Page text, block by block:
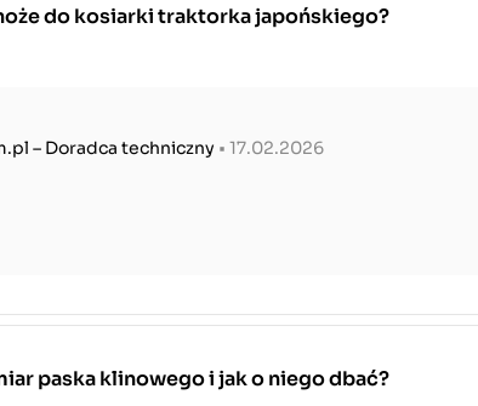
do kosiarki traktorka japońskiego?
– Doradca techniczny • 17.02.2026
paska klinowego i jak o niego dbać?